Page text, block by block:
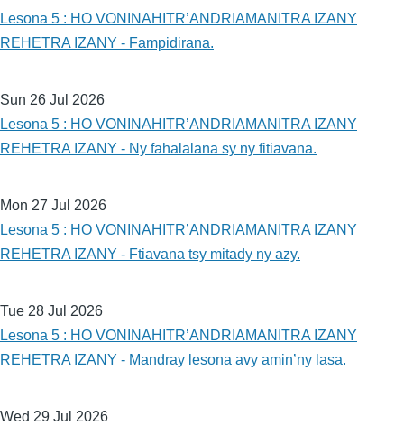
Lesona 5 : HO VONINAHITR’ANDRIAMANITRA IZANY
REHETRA IZANY - Fampidirana.
Sun 26 Jul 2026
Lesona 5 : HO VONINAHITR’ANDRIAMANITRA IZANY
REHETRA IZANY - Ny fahalalana sy ny fitiavana.
Mon 27 Jul 2026
Lesona 5 : HO VONINAHITR’ANDRIAMANITRA IZANY
REHETRA IZANY - Ftiavana tsy mitady ny azy.
Tue 28 Jul 2026
Lesona 5 : HO VONINAHITR’ANDRIAMANITRA IZANY
REHETRA IZANY - Mandray lesona avy amin’ny lasa.
Wed 29 Jul 2026